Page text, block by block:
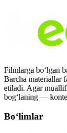
Filmlarga bo‘lgan
Barcha materiallar
etiladi. Agar
bog‘laning —
Bo‘limlar